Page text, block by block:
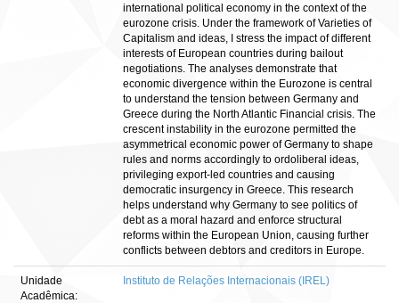
international political economy in the context of the
eurozone crisis. Under the framework of Varieties of
Capitalism and ideas, I stress the impact of different
interests of European countries during bailout
negotiations. The analyses demonstrate that
economic divergence within the Eurozone is central
to understand the tension between Germany and
Greece during the North Atlantic Financial crisis. The
crescent instability in the eurozone permitted the
asymmetrical economic power of Germany to shape
rules and norms accordingly to ordoliberal ideas,
privileging export-led countries and causing
democratic insurgency in Greece. This research
helps understand why Germany to see politics of
debt as a moral hazard and enforce structural
reforms within the European Union, causing further
conflicts between debtors and creditors in Europe.
Unidade
Acadêmica:
Instituto de Relações Internacionais (IREL)